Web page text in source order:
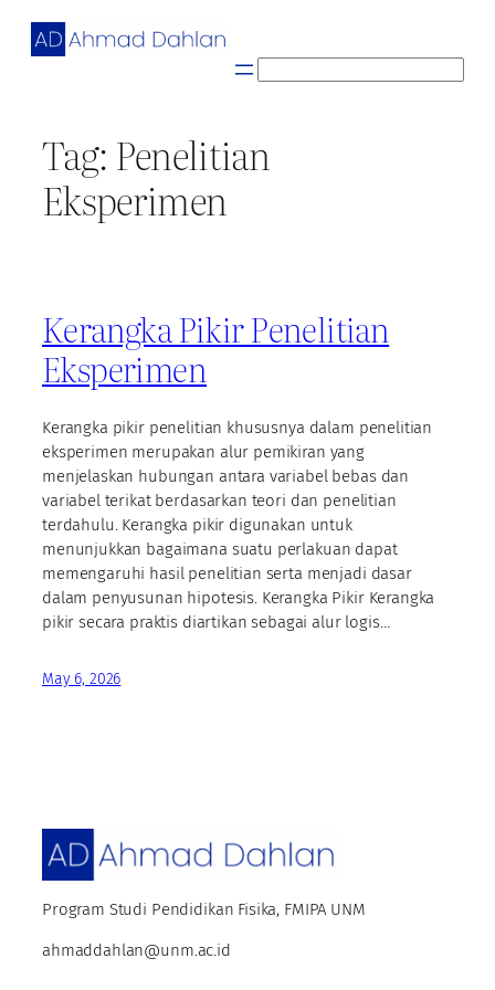
Skip
c
Tag: Penelitian
Eksperimen
Kerangka Pikir Penelitian
Eksperimen
Kerangka pikir penelitian khususnya dalam penelitian
eksperimen merupakan alur pemikiran yang
menjelaskan hubungan antara variabel bebas dan
variabel terikat berdasarkan teori dan penelitian
terdahulu. Kerangka pikir digunakan untuk
menunjukkan bagaimana suatu perlakuan dapat
memengaruhi hasil penelitian serta menjadi dasar
dalam penyusunan hipotesis. Kerangka Pikir Kerangka
pikir secara praktis diartikan sebagai alur logis…
May 6, 2026
Program Studi Pendidikan Fisika, FMIPA UNM
ahmaddahlan@unm.ac.id